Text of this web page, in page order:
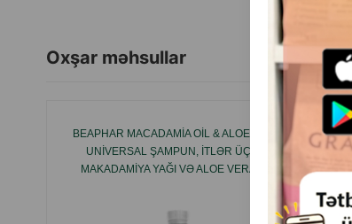
Oxşar məhsullar
BEAPHAR MACADAMIA OIL & ALOE VERA
UNIVERSAL ŞAMPUN, ITLƏR ÜÇÜN,
MAKADAMIYA YAĞI VƏ ALOE VERA ILƏ
PARLAQ XƏZ ÜÇÜN, UNIVERSAL 250 ML.